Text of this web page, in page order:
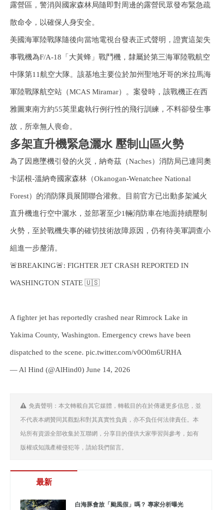
露營區，警消與國家森林局隨即對周邊的露營民眾發布緊急疏
散命令，以確保人身安全。
美國海軍陸戰隊隨後向當地電視台發表正式聲明，證實這架失
事戰機為F/A-18「大黃蜂」戰鬥機，隸屬於第三海軍陸戰航空
中隊第11航空大隊。該基地主要位於加州聖地牙哥的米拉馬海
軍陸戰隊航空站（MCAS Miramar）。案發時，該戰機正在西
雅圖東南方約55英里處執行例行性的飛行訓練，不料卻發生事
故，所幸無人喪命。
多架直升機緊急灑水 壓制山區火勢
為了因應墜機引發的火災，納奇茲（Naches）消防局已連同奧
卡諾根-溫納奇國家森林（Okanogan-Wenatchee National
Forest）的消防隊員展開聯合灌救。目前官方已出動多架滅火
直升機進行空中灑水，並部署至少1輛消防車在地面持續壓制
火勢，至於戰機失事的確切技術故障原因，仍有待美軍調查小
組進一步釐清。
🚨BREAKING🚨: FIGHTER JET CRASH REPORTED IN
WASHINGTON STATE 🇺🇸
A fighter jet has reportedly crashed near Rimrock Lake in
Yakima County, Washington. Emergency crews have been
dispatched to the scene. pic.twitter.com/v0O0m6URHA
— Al Hind (@AlHind0) June 14, 2026
免責聲明：本文轉載自其它媒體，轉載目的在於傳遞更多信息，並
不代表本網贊同其觀點和對其真實性負責，亦不負任何法律責任。本
站所有資源全部收集於互聯網，分享目的僅供大家學習與參考，如有
版權或知識產權侵犯等，請給我們留言。
最新
白海豚會放「颱風假」嗎？ 專家分析曝光